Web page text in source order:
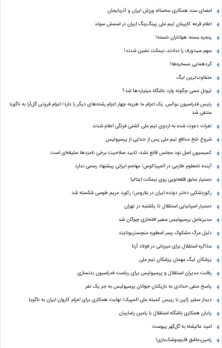
امضای سند همکاری سه‌ساله ورزش ایران و آذربایجان
اعلام قرعه کاپیتان تیم ملی پینگ‌پنگ ایران در اسمش سوئد
پنجره بسته، هواداران خسته!
سهم سیدورف را ندادند، نیمکت نشین شدند!
گردهمایی مسخره‌ها!
متفاوت‌ترین لیگ
لیونل مسی چگونه وارد باشگاه میلیاردها شد؟
رئیس فدراسیون بوکس: یک اعزام ما هزینه چهار اعزام رشته‌های دیگر را دارد/ اعزام فروتن گل‌آرا به ناگویا
منتفی شد
نفرات دعوت شده به اردوی تیم ملی کشتی فرنگی اعلام شدند
شروع تلخ مدافع تیم ملی پس از جدایی از پرسپولیس
کمیسیون اصل نود مجلس قانع نشد؛ تایید صلاحیت برخی نامزدها سلیقه‌ای است
آینده نامعلوم طارمی در المپیاکوس/ مهاجم ایرانی پیشنهاد رسمی ندارد
دستیار سابق قلعه‌نویی روی نیمکت ایتالیا
رکوردشکنی دختر دونده ایران در بلاروس/ رکورد مریم طوسی شکسته شد
دستیار اسپانیایی استقلال تا یکشنبه در تهران
مدیرعامل پرسپولیس سفیر افتخاری چوگان شد
دلیل مرگ مشکوک پسر اسطوره منچستریونایتد
مذاکره استقلال برای میزبانی در فولاد آرنا
پزشکان لیگ مهمان پزشکان تیم ملی
رقابت مدیران استقلال و پرسپولیس برای ریاست فدراسیون بدنسازی
پاسخ منفی حدادی به بازیکنان جوانان پرسپولیس به جز یک نفر
دیدار سفیر ژاپن با رییس کمیته ملی المپیک/ نهایت همکاری برای اعزام کاروان ایران به ناگویا
پایان همکاری باشگاه استقلال با رامین رضاییان
امید عالیشاه به گل‌گهر پیوست
رامین،عاشق قایم‌موشک‌بازی!